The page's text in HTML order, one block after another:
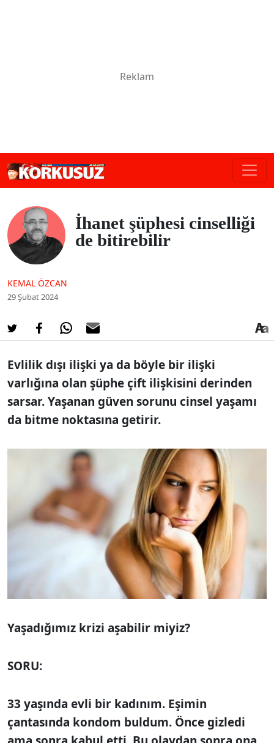
İhanet şüphesi cinselliği
de bitirebilir
KEMAL ÖZCAN
29 Şubat 2024
Evlilik dışı ilişki ya da böyle bir ilişki
varlığına olan şüphe çift ilişkisini derinden
sarsar. Yaşanan güven sorunu cinsel yaşamı
da bitme noktasına getirir.
Yaşadığımız krizi aşabilir miyiz?
SORU:
33 yaşında evli bir kadınım. Eşimin
çantasında kondom buldum. Öncegizledi